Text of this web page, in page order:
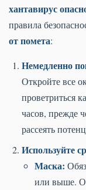
хантавирус
правила
от помета:
Немедленно
Откройте все
проветриться
часов, прежде
рассеять
Используйте
Маска:
или выше.